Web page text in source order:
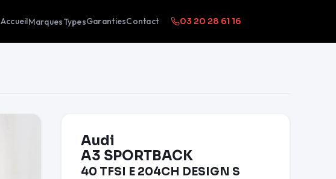
AccueilMarquesTypesGarantiesContact 03 20 28 61 16
Audi
A3 SPORTBACK
40 TFSI E 204CH DESIGN S